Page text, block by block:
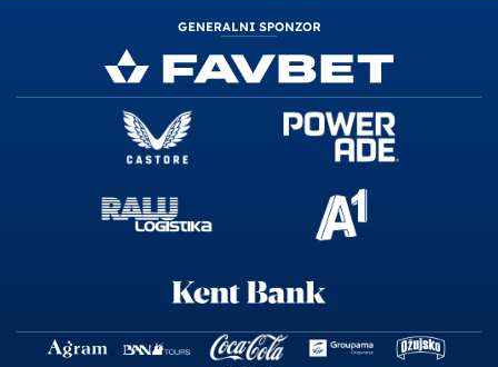
GENERALNI SPONZOR